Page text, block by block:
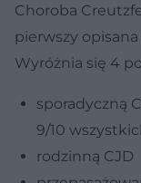
Choroba
pierwszy
Wyróżnia się 4
sporadyczną
9/10
rodzinną CJD